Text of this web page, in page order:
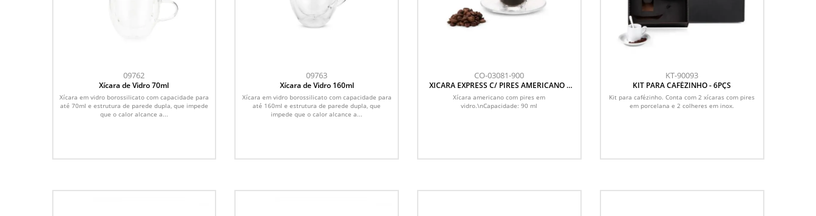
09762
Xícara de Vidro 70ml
Xícara em vidro borossilicato com capacidade para
até 70ml e estrutura de parede dupla, que impede
que o calor alcance a...
09763
Xícara de Vidro 160ml
Xícara em vidro borossilicato com capacidade para
até 160ml e estrutura de parede dupla, que
impede que o calor alcance a...
CO-03081-900
XICARA EXPRESS C/ PIRES AMERICANO -
90 ML
Xícara americano com pires em
vidro.\nCapacidade: 90 ml
KT-90093
KIT PARA CAFÉZINHO - 6PÇS
Kit para cafézinho. Conta com 2 xícaras com pires
em porcelana e 2 colheres em inox.